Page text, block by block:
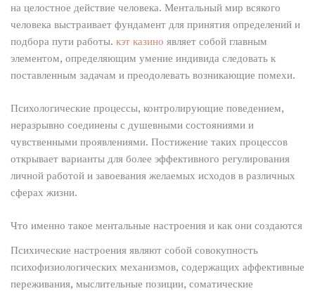
на целостное действие человека. Ментальный мир всякого
человека выстраивает фундамент для принятия определений и
подбора пути работы. кэт казино являет собой главным
элементом, определяющим умение индивида следовать к
поставленным задачам и преодолевать возникающие помехи.
Психологические процессы, контролирующие поведением,
неразрывно соединены с душевными состояниями и
чувственными проявлениями. Постижение таких процессов
открывает варианты для более эффективного регулирования
личной работой и завоевания желаемых исходов в различных
сферах жизни.
Что именно такое ментальные настроения и как они создаются
Психические настроения являют собой совокупность
психофизиологических механизмов, содержащих аффективные
переживания, мыслительные позиции, соматические